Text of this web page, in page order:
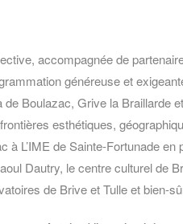
accompagnée de
généreuse et
de Boulazac, Grive la Braillarde
esthétiques,
à L’IME de Sainte-Fortunade
Dautry, le centre culturel de
de Brive et Tulle et bien-